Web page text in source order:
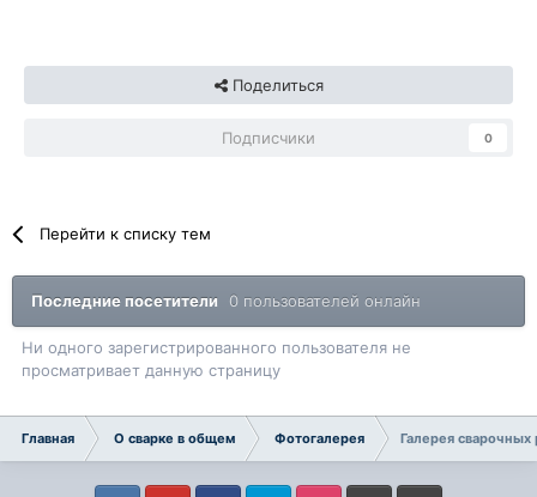
Поделиться
Подписчики 0
Перейти к списку тем
Последние посетители 0 пользователей онлайн
Ни одного зарегистрированного пользователя не
просматривает данную страницу
Главная О сварке в общем Фотогалерея Галерея сварочных